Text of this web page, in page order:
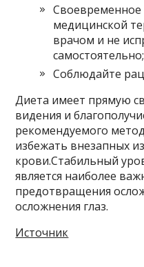
Своевременное
медицинской
врачом и не
самостоятельно;
Соблюдайте
Диета имеет прямую
видения и
рекомендуемого
избежать внезапных
крови.Стабильный
является наиболее
предотвращения
осложнения глаз.
Источник